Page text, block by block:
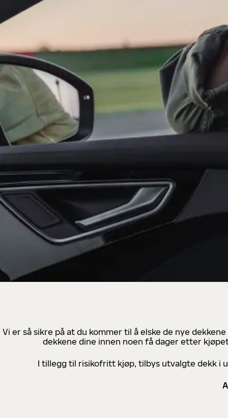
Vi er så sikre på at du kommer til å elske de nye
dekkene dine innen noen få dager etter
I tillegg til risikofritt kjøp, tilbys utvalgte dekk i